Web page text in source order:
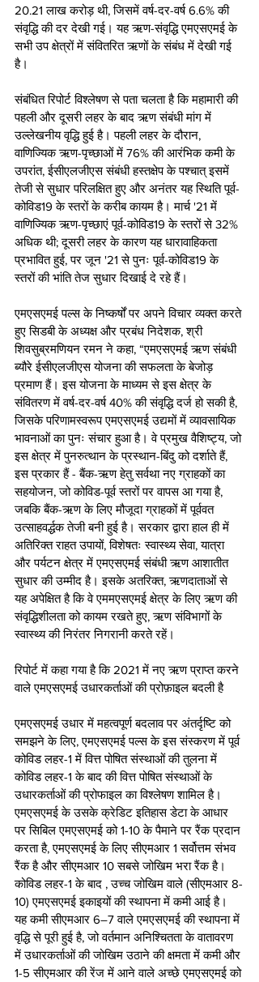
20.21 लाख करोड़ थी, जिसमें वर्ष-दर-वर्ष 6.6% की
संवृद्धि की दर देखी गई। यह ऋण-संवृद्धि एमएसएमई के
सभी उप क्षेत्रों में संवितरित ऋणों के संबंध में देखी गई
है।
संबंधित रिपोर्ट विश्लेषण से पता चलता है कि महामारी की
पहली और दूसरी लहर के बाद ऋण संबंधी मांग में
उल्लेखनीय वृद्धि हुई है। पहली लहर के दौरान,
वाणिज्यिक ऋण-पृच्छाओं में 76% की आरंभिक कमी के
उपरांत, ईसीएलजीएस संबंधी हस्तक्षेप के पश्चात् इसमें
तेजी से सुधार परिलक्षित हुए और अनंतर यह स्थिति पूर्व-
कोविड19 के स्तरों के करीब कायम है। मार्च '21 में
वाणिज्यिक ऋण-पृच्छाएं पूर्व-कोविड19 के स्तरों से 32%
अधिक थी; दूसरी लहर के कारण यह धारावाहिकता
प्रभावित हुई, पर जून '21 से पुनः पूर्व-कोविड19 के
स्तरों की भांति तेज सुधार दिखाई दे रहे हैं।
एमएसएमई पल्स के निष्कर्षों पर अपने विचार व्यक्त करते
हुए सिडबी के अध्यक्ष और प्रबंध निदेशक, श्री
शिवसुब्रमणियन रमन ने कहा, “एमएसएमई ऋण संबंधी
ब्यौरे ईसीएलजीएस योजना की सफलता के बेजोड़
प्रमाण हैं। इस योजना के माध्यम से इस क्षेत्र के
संवितरण में वर्ष-दर-वर्ष 40% की संवृद्धि दर्ज हो सकी है,
जिसके परिणामस्वरूप एमएसएमई उद्यमों में व्यावसायिक
भावनाओं का पुनः संचार हुआ है। वे प्रमुख वैशिष्ट्य, जो
इस क्षेत्र में पुनरुत्थान के प्रस्थान-बिंदु को दर्शाते हैं,
इस प्रकार हैं - बैंक-ऋण हेतु सर्वथा नए ग्राहकों का
सहयोजन, जो कोविड-पूर्व स्तरों पर वापस आ गया है,
जबकि बैंक-ऋण के लिए मौजूदा ग्राहकों में पूर्ववत
उत्साहवर्द्धक तेजी बनी हुई है। सरकार द्वारा हाल ही में
अतिरिक्त राहत उपायों, विशेषतः स्वास्थ्य सेवा, यात्रा
और पर्यटन क्षेत्र में एमएसएमई संबंधी ऋण आशातीत
सुधार की उम्मीद है। इसके अतरिक्त, ऋणदाताओं से
यह अपेक्षित है कि वे एममएसएमई क्षेत्र के लिए ऋण की
संवृद्धिशीलता को कायम रखते हुए, ऋण संविभागों के
स्वास्थ्य की निरंतर निगरानी करते रहें।
रिपोर्ट में कहा गया है कि 2021 में नए ऋण प्राप्त करने
वाले एमएसएमई उधारकर्ताओं की प्रोफ़ाइल बदली है
एमएसएमई उधार में महत्वपूर्ण बदलाव पर अंतर्दृष्टि को
समझने के लिए, एमएसएमई पल्स के इस संस्करण में पूर्व
कोविड लहर-1 में वित्त पोषित संस्थाओं की तुलना में
कोविड लहर-1 के बाद की वित्त पोषित संस्थाओं के
उधारकर्ताओं की प्रोफाइल का विश्लेषण शामिल है।
एमएसएमई के उसके क्रेडिट इतिहास डेटा के आधार
पर सिबिल एमएसएमई को 1-10 के पैमाने पर रैंक प्रदान
करता है, एमएसएमई के लिए सीएमआर 1 सर्वोत्तम संभव
रैंक है और सीएमआर 10 सबसे जोखिम भरा रैंक है।
कोविड लहर-1 के बाद , उच्च जोखिम वाले (सीएमआर 8-
10) एमएसएमई इकाइयों की स्थापना में कमी आई है।
यह कमी सीएमआर 6–7 वाले एमएसएमई की स्थापना में
वृद्धि से पूरी हुई है, जो वर्तमान अनिश्चितता के वातावरण
में उधारकर्ताओं की जोखिम उठाने की क्षमता में कमी और
1-5 सीएमआर की रेंज में आने वाले अच्छे एमएसएमई को